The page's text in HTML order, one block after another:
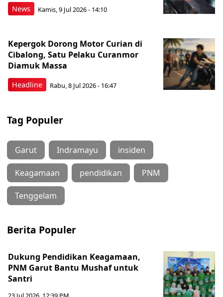
News Kamis, 9 Jul 2026 - 14:10
Headline
Kepergok Dorong Motor Curian di
Cibalong, Satu Pelaku Curanmor
Diamuk Massa
Rabu, 8 Jul 2026 - 16:47
Tag Populer
Garut Indramayu insiden
Keagamaan pendidikan PNM
Tenggelam
Berita Populer
Dukung Pendidikan Keagamaan,
PNM Garut Bantu Mushaf untuk
Santri